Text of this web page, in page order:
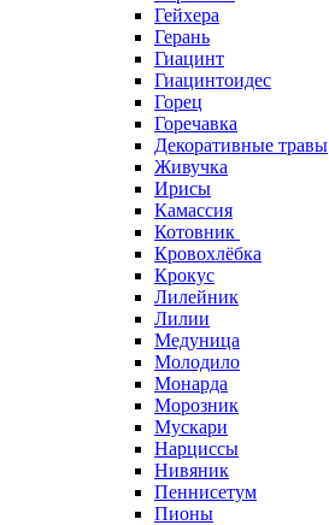
Гейхера
Герань
Гиацинт
Гиацинтоидес
Горец
Горечавка
Декоративные травы
Живучка
Ирисы
Камассия
Котовник
Кровохлёбка
Крокус
Лилейник
Лилии
Медуница
Молодило
Монарда
Морозник
Мускари
Нарциссы
Нивяник
Пеннисетум
Пионы